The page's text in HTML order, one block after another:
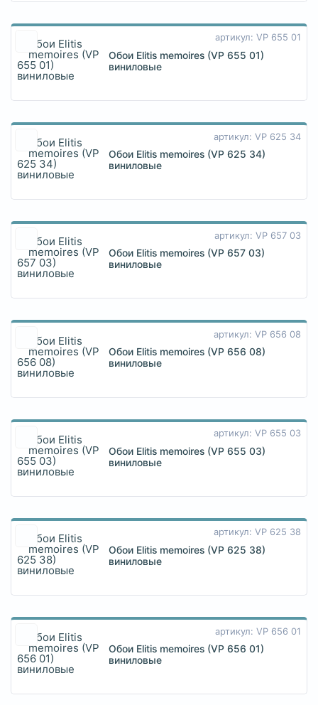
артикул: VP 655 01
Обои Elitis memoires (VP 655 01)
виниловые
артикул: VP 625 34
Обои Elitis memoires (VP 625 34)
виниловые
артикул: VP 657 03
Обои Elitis memoires (VP 657 03)
виниловые
артикул: VP 656 08
Обои Elitis memoires (VP 656 08)
виниловые
артикул: VP 655 03
Обои Elitis memoires (VP 655 03)
виниловые
артикул: VP 625 38
Обои Elitis memoires (VP 625 38)
виниловые
артикул: VP 656 01
Обои Elitis memoires (VP 656 01)
виниловые